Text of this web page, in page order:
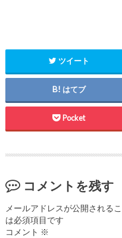
ツイート
はてブ
Pocket
コメントを残す
メールアドレスが公開される
は必須項目です
コメント ※